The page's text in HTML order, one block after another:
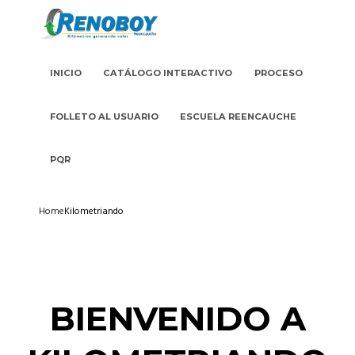
INICIO CATÁLOGO INTERACTIVO PROCESO
FOLLETO AL USUARIO ESCUELA REENCAUCHE
PQR
HomeKilometriando
BIENVENIDO A